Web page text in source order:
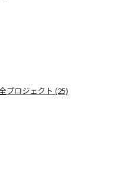
プロジェクト (25)